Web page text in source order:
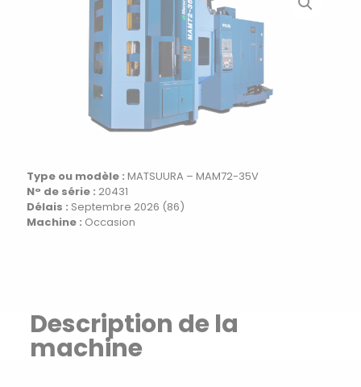
Type ou modèle : MATSUURA – MAM72-35V
N° de série : 20431
Délais : Septembre 2026 (86)
Machine : Occasion
Description de la
machine